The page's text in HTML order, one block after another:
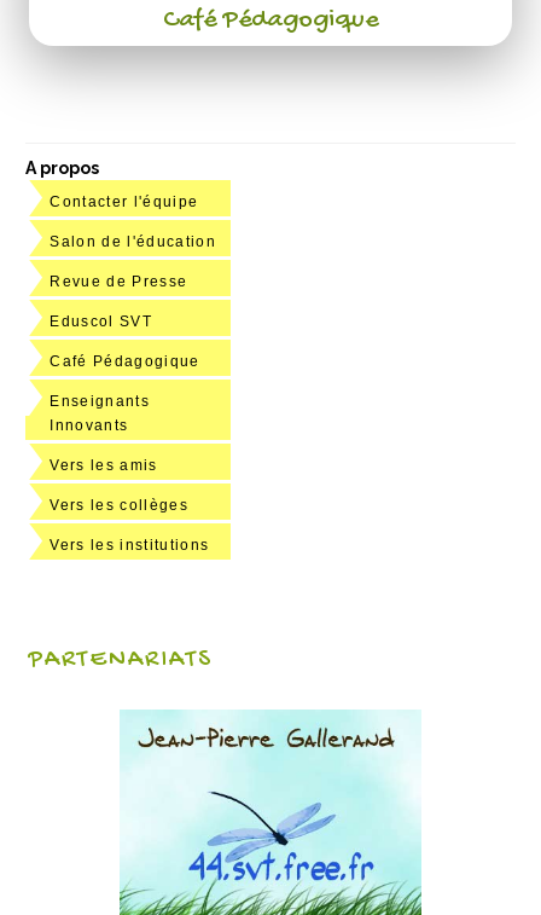
Café Pédagogique
A propos
Contacter l'équipe
Salon de l'éducation
Revue de Presse
Eduscol SVT
Café Pédagogique
Enseignants
Innovants
Vers les amis
Vers les collèges
Vers les institutions
PARTENARIATS